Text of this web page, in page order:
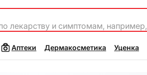
лекарству и симптомам, например,
Аптеки Дермакосметика Уценка